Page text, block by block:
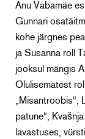
Anu Vabamäe
Gunnari
kohe järgnes
ja Susanna roll
jooksul mängis
Olulisematest
„Misantroobis“,
patune“,
lavastuses,